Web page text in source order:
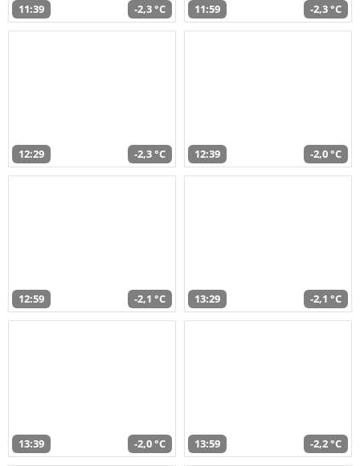
11:39 -2,3 °C 11:59 -2,3 °C
12:29 -2,3 °C 12:39 -2,0 °C
12:59 -2,1 °C 13:29 -2,1 °C
13:39 -2,0 °C 13:59 -2,2 °C